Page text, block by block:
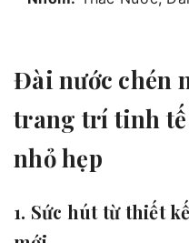
Đài nước chén
trang trí tinh
nhỏ hẹp
1. Sức hút từ thiết